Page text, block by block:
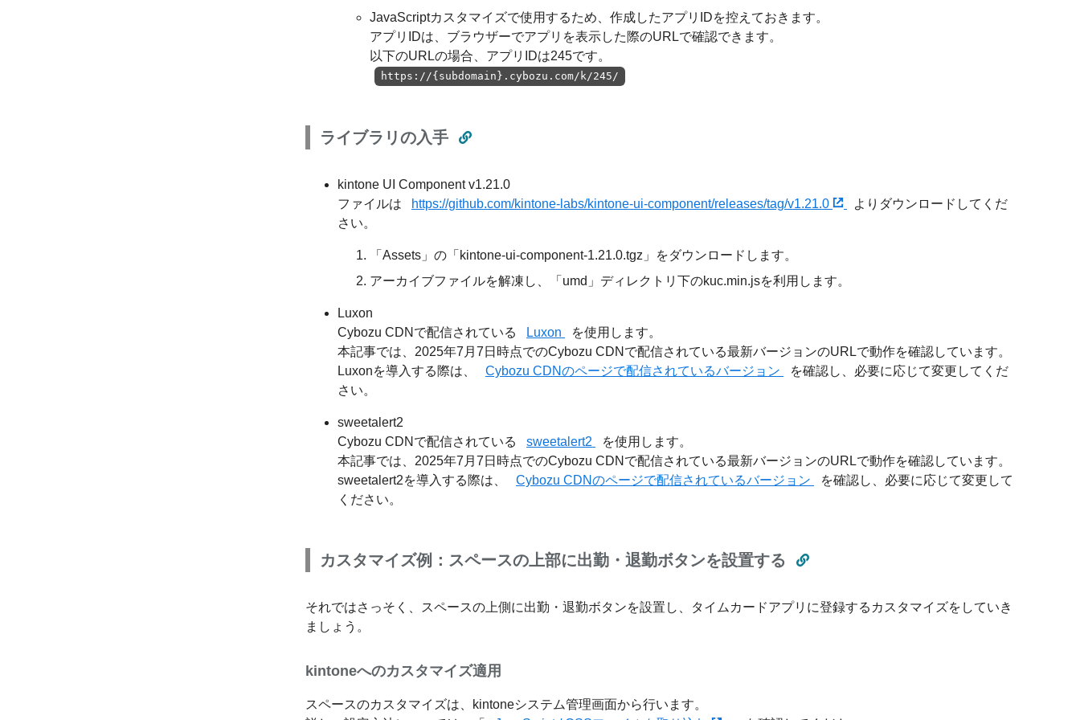
JavaScriptカスタマイズで使用するため、作成したアプリIDを控えておきます。
アプリIDは、ブラウザーでアプリを表示した際のURLで確認できます。
以下のURLの場合、アプリIDは245です。
https://{subdomain}.cybozu.com/k/245/
ライブラリの入手
kintone UI Component v1.21.0
ファイルは
https://github.com/kintone-labs/kintone-ui-component/releases/tag/v1.21.0
よりダウンロードしてくだ
さい。
「Assets」の「kintone-ui-component-1.21.0.tgz」をダウンロードします。
アーカイブファイルを解凍し、「umd」ディレクトリ下のkuc.min.jsを利用します。
Luxon
Cybozu CDNで配信されている
Luxon
を使用します。
本記事では、2025年7月7日時点でのCybozu CDNで配信されている最新バージョンのURLで動作を確認しています。
Luxonを導入する際は、
Cybozu CDNのページで配信されているバージョン
を確認し、必要に応じて変更してくだ
さい。
sweetalert2
Cybozu CDNで配信されている
sweetalert2
を使用します。
本記事では、2025年7月7日時点でのCybozu CDNで配信されている最新バージョンのURLで動作を確認しています。
sweetalert2を導入する際は、
Cybozu CDNのページで配信されているバージョン
を確認し、必要に応じて変更して
ください。
カスタマイズ例：スペースの上部に出勤・退勤ボタンを設置する
それではさっそく、スペースの上側に出勤・退勤ボタンを設置し、タイムカードアプリに登録するカスタマイズをしていき
ましょう。
kintoneへのカスタマイズ適用
スペースのカスタマイズは、kintoneシステム管理画面から行います。